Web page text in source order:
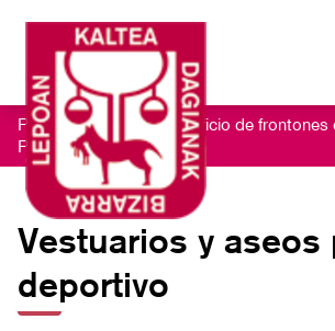
Proceso participativo edificio de frontones
Propuestas
Vestuarios y aseos
deportivo